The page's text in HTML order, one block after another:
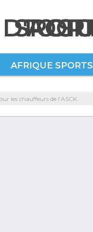
AFRIQUE SPORTS
les chauffeurs de l’ASCK